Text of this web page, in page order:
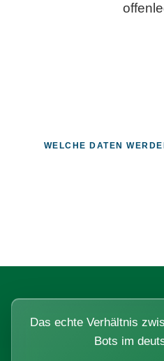
WELCHE DATEN
Das echte Verhältnis
Bots im